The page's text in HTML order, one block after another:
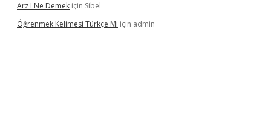
Arz I Ne Demek için Sibel
Öğrenmek Kelimesi Türkçe Mi için admin